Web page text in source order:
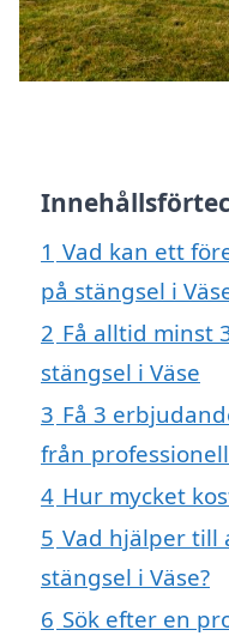
1 Vad kan ett
på stängsel i
2 Få alltid minst
stängsel i Väse
3 Få 3
från
4 Hur mycket
5 Vad hjälper till
stängsel i Väse?
6 Sök efter en